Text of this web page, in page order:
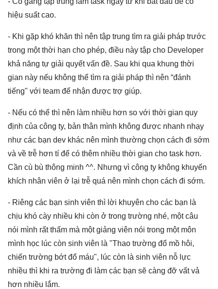
hiệu suất cao.
- Khi gặp khó khăn thì nên tập trung tìm ra giải pháp trước
trong một thời hạn cho phép, điều này tập cho Developer
khả năng tự giải quyết vấn đề. Sau khi qua khung thời
gian này nếu không thể tìm ra giải pháp thì nên “đánh
tiếng" với team để nhận được trợ giúp.
- Nếu có thể thì nên làm nhiều hơn so với thời gian quy
định của công ty, bản thân mình không được nhanh nhạy
như các bạn dev khác nên mình thường chọn cách đi sớm
và về trễ hơn tí để có thêm nhiều thời gian cho task hơn.
Cần cù bù thông minh ^^. Nhưng vì công ty không khuyến
khích nhân viên ở lại trễ quá nên mình chọn cách đi sớm.
- Riêng các bạn sinh viên thì lời khuyên cho các bạn là
chịu khó cày nhiều khi còn ở trong trường nhé, một câu
nói mình rất thấm mà một giảng viên nói trong một môn
mình học lúc còn sinh viên là "Thao trường đổ mồ hôi,
chiến trường bớt đổ máu", lúc còn là sinh viên nỗ lực
nhiều thì khi ra trường đi làm các bạn sẽ càng đỡ vất vả
hơn nhiều lắm.